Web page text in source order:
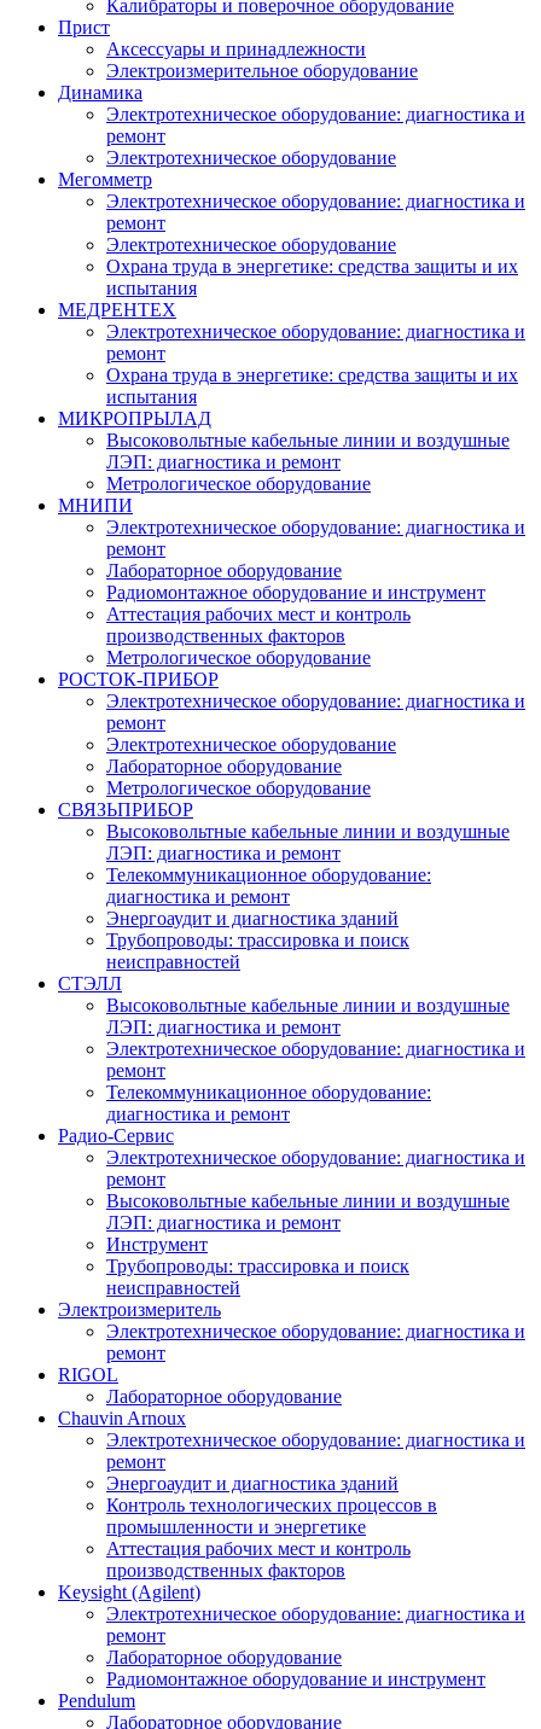
Калибраторы и поверочное оборудование
Прист
Аксессуары и принадлежности
Электроизмерительное оборудование
Динамика
Электротехническое оборудование: диагностика и
ремонт
Электротехническое оборудование
Мегомметр
Электротехническое оборудование: диагностика и
ремонт
Электротехническое оборудование
Охрана труда в энергетике: средства защиты и их
испытания
МЕДРЕНТЕХ
Электротехническое оборудование: диагностика и
ремонт
Охрана труда в энергетике: средства защиты и их
испытания
МИКРОПРЫЛАД
Высоковольтные кабельные линии и воздушные
ЛЭП: диагностика и ремонт
Метрологическое оборудование
МНИПИ
Электротехническое оборудование: диагностика и
ремонт
Лабораторное оборудование
Радиомонтажное оборудование и инструмент
Аттестация рабочих мест и контроль
производственных факторов
Метрологическое оборудование
РОСТОК-ПРИБОР
Электротехническое оборудование: диагностика и
ремонт
Электротехническое оборудование
Лабораторное оборудование
Метрологическое оборудование
СВЯЗЬПРИБОР
Высоковольтные кабельные линии и воздушные
ЛЭП: диагностика и ремонт
Телекоммуникационное оборудование:
диагностика и ремонт
Энергоаудит и диагностика зданий
Трубопроводы: трассировка и поиск
неисправностей
СТЭЛЛ
Высоковольтные кабельные линии и воздушные
ЛЭП: диагностика и ремонт
Электротехническое оборудование: диагностика и
ремонт
Телекоммуникационное оборудование:
диагностика и ремонт
Радио-Cервис
Электротехническое оборудование: диагностика и
ремонт
Высоковольтные кабельные линии и воздушные
ЛЭП: диагностика и ремонт
Инструмент
Трубопроводы: трассировка и поиск
неисправностей
Электроизмеритель
Электротехническое оборудование: диагностика и
ремонт
RIGOL
Лабораторное оборудование
Chauvin Arnoux
Электротехническое оборудование: диагностика и
ремонт
Энергоаудит и диагностика зданий
Контроль технологических процессов в
промышленности и энергетике
Аттестация рабочих мест и контроль
производственных факторов
Keysight (Agilent)
Электротехническое оборудование: диагностика и
ремонт
Лабораторное оборудование
Радиомонтажное оборудование и инструмент
Pendulum
Лабораторное оборудование